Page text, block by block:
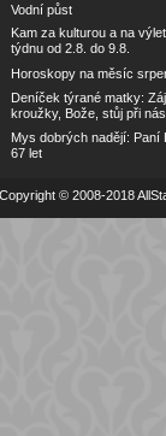
Vodní půst
Kam za kulturou a na
týdnu od 2.8. do 9.8.
Horoskopy na měsíc
Deníček týrané matky:
kroužky, Bože, stůj při nás
Mys dobrých nadějí: Paní
67 let
Copyright © 2008-2018